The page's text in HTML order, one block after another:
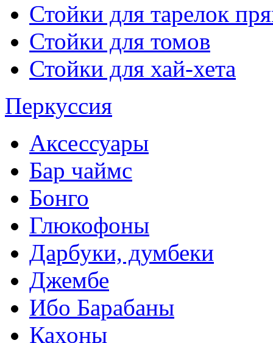
Стойки для тарелок
Стойки для томов
Стойки для хай-хета
Перкуссия
Аксессуары
Бар чаймс
Бонго
Глюкофоны
Дарбуки, думбеки
Джембе
Ибо Барабаны
Кахоны